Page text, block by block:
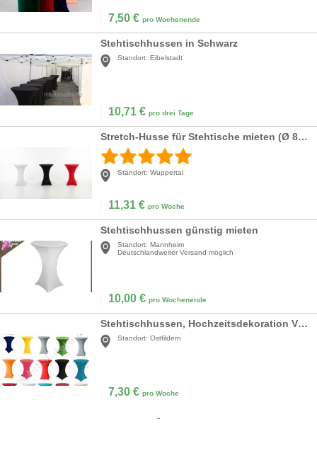
7,50 € pro Wochenende
Stehtischhussen in Schwarz
Standort: Eibelstadt
10,71 € pro drei Tage
Stretch-Husse für Stehtische mieten (Ø 80 cm) – Weiß, Schwarz oder Rot inkl. Reinigung
Standort: Wuppertal
11,31 € pro Woche
Stehtischhussen günstig mieten
Standort: Mannheim
Deutschlandweiter Versand möglich
10,00 € pro Wochenende
Stehtischhussen, Hochzeitsdekoration VERLEIH Stretch Stehtischbezug Mieten Hochzeit
Standort: Ostfildern
7,30 € pro Woche